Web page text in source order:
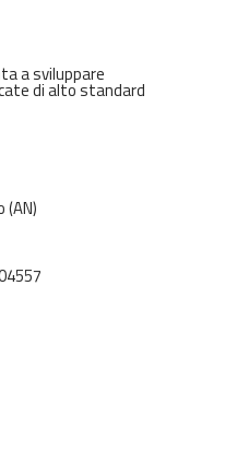
a sviluppare
di alto standard